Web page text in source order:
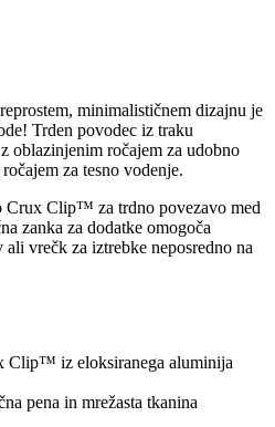
minimalističnem dizajnu je
Trden povodec iz traku
oblazinjenim ročajem za udobno
za tesno vodenje.
Crux Clip™ za trdno povezavo med
zanka za dodatke omogoča
vrečk za iztrebke neposredno na
Clip™ iz eloksiranega aluminija
pena in mrežasta tkanina